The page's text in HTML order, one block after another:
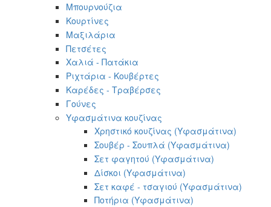
Μπουρνούζια
Κουρτίνες
Μαξιλάρια
Πετσέτες
Χαλιά - Πατάκια
Ριχτάρια - Κουβέρτες
Καρέδες - Τραβέρσες
Γούνες
Υφασμάτινα κουζίνας
Χρηστικό κουζίνας (Υφασμάτινα)
Σουβέρ - Σουπλά (Υφασμάτινα)
Σετ φαγητού (Υφασμάτινα)
Δίσκοι (Υφασμάτινα)
Σετ καφέ - τσαγιού (Υφασμάτινα)
Ποτήρια (Υφασμάτινα)